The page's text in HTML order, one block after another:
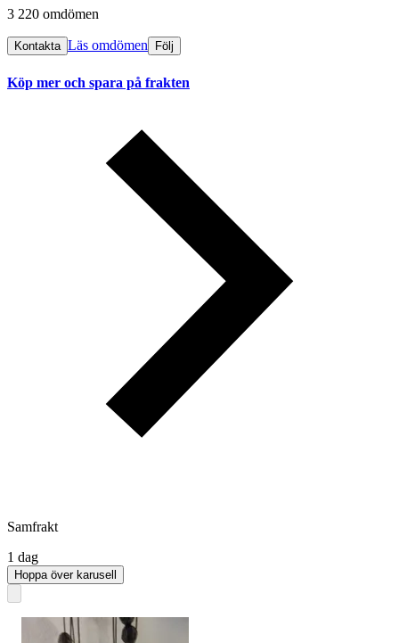
3 220 omdömen
Kontakta Läs omdömen Följ
Köp mer och spara på frakten
Samfrakt
1 dag
Hoppa över karusell